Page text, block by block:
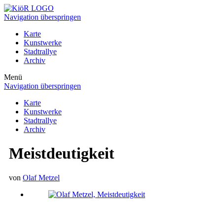
Navigation überspringen
Karte
Kunstwerke
Stadtrallye
Archiv
Menü
Navigation überspringen
Karte
Kunstwerke
Stadtrallye
Archiv
Meistdeutigkeit
von Olaf Metzel